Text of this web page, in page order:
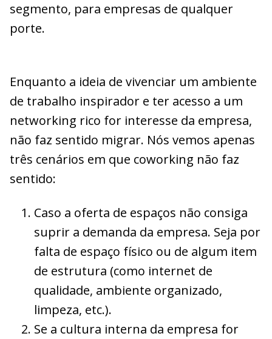
segmento, para empresas de qualquer
porte.
Enquanto a ideia de vivenciar um ambiente
de trabalho inspirador e ter acesso a um
networking rico for interesse da empresa,
não faz sentido migrar. Nós vemos apenas
três cenários em que coworking não faz
sentido:
Caso a oferta de espaços não consiga
suprir a demanda da empresa. Seja por
falta de espaço físico ou de algum item
de estrutura (como internet de
qualidade, ambiente organizado,
limpeza, etc.).
Se a cultura interna da empresa for